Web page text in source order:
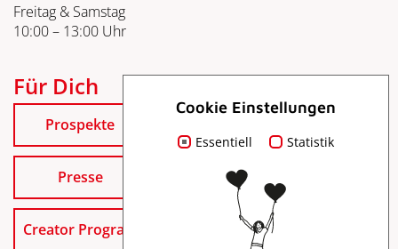
Freitag & Samstag
10:00 – 13:00 Uhr
Für Dich
Prospekte
Presse
Creator Program
Cookie Einstellungen
Essentiell Statistik